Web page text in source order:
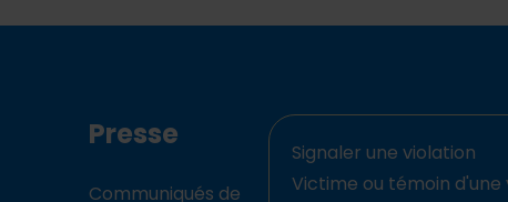
Presse
Communiqués de
Signaler une violation
Victime ou témoin d'une